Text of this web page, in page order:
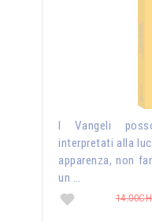
I Vangeli
interpretati alla
apparenza, non
un …